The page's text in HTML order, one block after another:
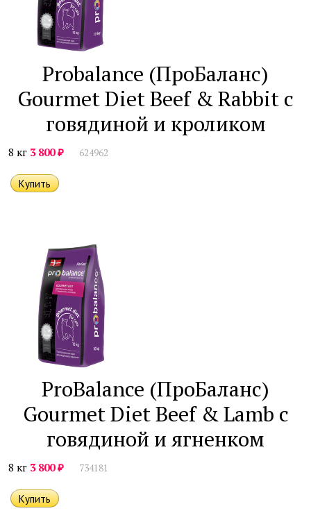
Probalance (ПроБаланс)
Gourmet Diet Beef & Rabbit с
говядиной и кроликом
8 кг 3 800₽ 624962
ProBalance (ПроБаланс)
Gourmet Diet Beef & Lamb с
говядиной и ягненком
8 кг 3 800₽ 734181